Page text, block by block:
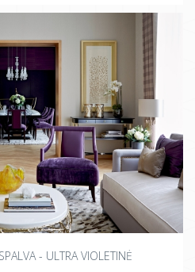
- ULTRA VIOLETINĖ